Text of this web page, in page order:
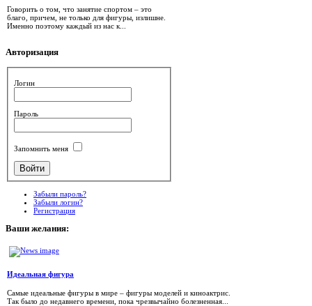
Говорить о том, что занятие спортом – это
благо, причем, не только для фигуры, излишне.
Именно поэтому каждый из нас к...
Авторизация
Логин
Пароль
Запомнить меня
Забыли пароль?
Забыли логин?
Регистрация
Ваши желания:
Идеальная фигура
Самые идеальные фигуры в мире – фигуры моделей и киноактрис.
Так было до недавнего времени, пока чрезвычайно болезненная...